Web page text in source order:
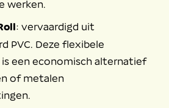
werken.
: vervaardigd uit
PVC. Deze flexibele
een economisch alternatief
of metalen